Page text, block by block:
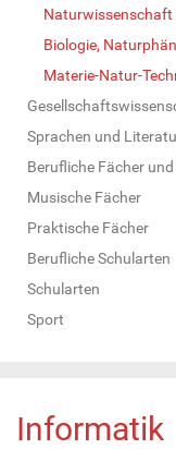
Naturwissenschaft
Biologie,
Materie-Natur-
Sprachen und
Berufliche Fächer
Musische Fächer
Praktische Fächer
Berufliche Schularten
Schularten
Sport
Informatik